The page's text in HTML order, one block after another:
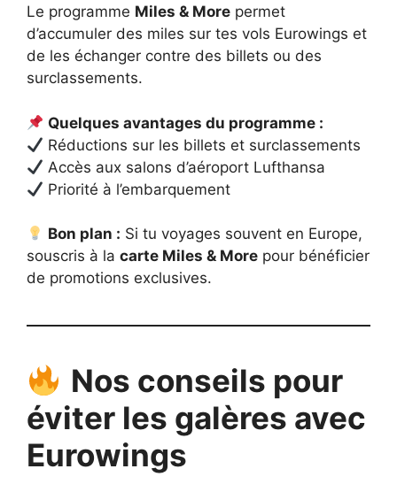
Le programme Miles & More permet
d’accumuler des miles sur tes vols Eurowings et
de les échanger contre des billets ou des
surclassements.
Quelques avantages du programme :
Réductions sur les billets et surclassements
Accès aux salons d’aéroport Lufthansa
Priorité à l’embarquement
Bon plan : Si tu voyages souvent en Europe,
souscris à la carte Miles & More pour bénéficier
de promotions exclusives.
Nos conseils pour
éviter les galères avec
Eurowings